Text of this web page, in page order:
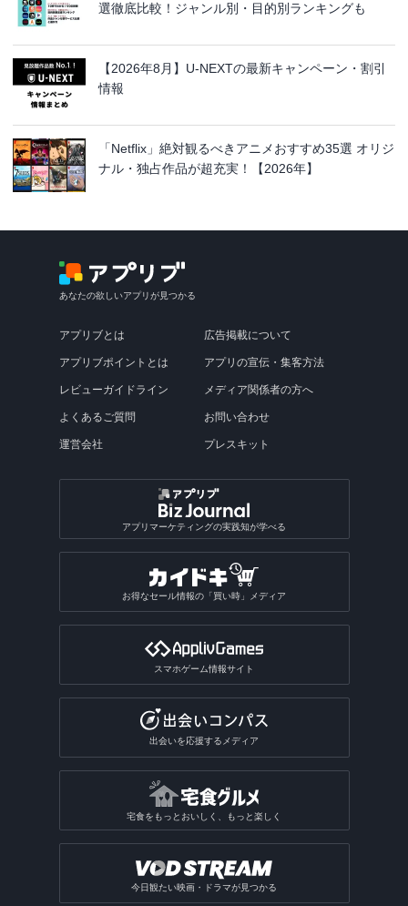
選徹底比較！ジャンル別・目的別ランキングも
【2026年8月】U-NEXTの最新キャンペーン・割引
情報
「Netflix」絶対観るべきアニメおすすめ35選 オリジ
ナル・独占作品が超充実！【2026年】
あなたの欲しいアプリが見つかる
アプリブとは
アプリブポイントとは
レビューガイドライン
よくあるご質問
運営会社
広告掲載について
アプリの宣伝・集客方法
メディア関係者の方へ
お問い合わせ
プレスキット
アプリマーケティングの実践知が学べる
お得なセール情報の「買い時」メディア
スマホゲーム情報サイト
出会いを応援するメディア
宅食をもっとおいしく、もっと楽しく
今日観たい映画・ドラマが見つかる